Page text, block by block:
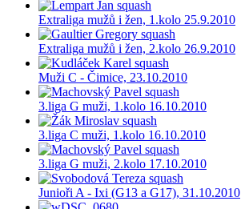
Extraliga mužů i žen, 1.kolo 25.9.2010
Extraliga mužů i žen, 2.kolo 26.9.2010
Muži C - Čimice, 23.10.2010
3.liga G muži, 1.kolo 16.10.2010
3.liga C muži, 1.kolo 16.10.2010
3.liga G muži, 2.kolo 17.10.2010
Junioři A - Ixi (G13 a G17), 31.10.2010